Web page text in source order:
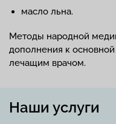
масло льна.
Методы народной
дополнения к
лечащим врачом.
Наши услуги